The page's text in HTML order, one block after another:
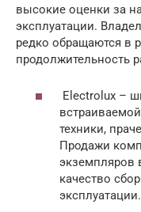
высокие оценки за
эксплуатации.
редко обращаются в
продолжительность
Electrolux –
техники,
Продажи
экземпляров
качество
эксплуатации.